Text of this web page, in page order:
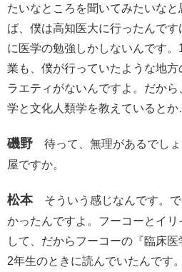
たいなところを聞いてみたいなと
ば、僕は高知医大に行ったんで
に医学の勉強しかしないんです
業も、僕が行っていたような地
ラエティがないんですよ。だか
学と文化人類学を教えていると
磯野 待って、無理があるでし
屋ですか。
松本そういう感じなんです。で
かったんですよ。フーコーとイリ
して、だからフーコーの『臨床
2年生のときに読んでいたんです